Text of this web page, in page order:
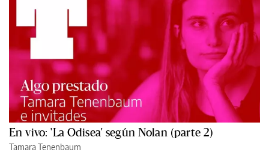
En vivo: 'La Odisea' según Nolan (parte 2)
Tamara Tenenbaum